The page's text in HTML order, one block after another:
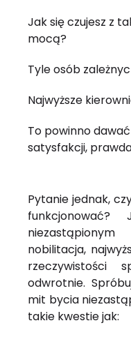
Jak się czujesz z
mocą?
Tyle osób
Najwyższe
To powinno
satysfakcji,
Pytanie jednak,
nobilitacja,
rzeczywistości
odwrotnie.
mit bycia
takie kwestie jak: